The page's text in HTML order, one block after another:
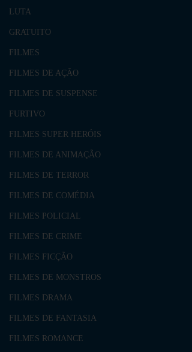
LUTA
GRATUITO
FILMES
FILMES DE AÇÃO
FILMES DE SUSPENSE
FURTIVO
FILMES SUPER HERÓIS
FILMES DE ANIMAÇÃO
FILMES DE TERROR
FILMES DE COMÉDIA
FILMES POLICIAL
FILMES DE CRIME
FILMES FICÇÃO
FILMES DE MONSTROS
FILMES DRAMA
FILMES DE FANTASIA
FILMES ROMANCE